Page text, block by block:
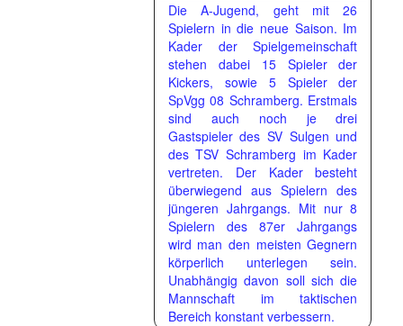
Die A-Jugend, geht mit 26
Spielern in die neue Saison. Im
Kader der Spielgemeinschaft
stehen dabei 15 Spieler der
Kickers, sowie 5 Spieler der
SpVgg 08 Schramberg. Erstmals
sind auch noch je drei
Gastspieler des SV Sulgen und
des TSV Schramberg im Kader
vertreten. Der Kader besteht
überwiegend aus Spielern des
jüngeren Jahrgangs. Mit nur 8
Spielern des 87er Jahrgangs
wird man den meisten Gegnern
körperlich unterlegen sein.
Unabhängig davon soll sich die
Mannschaft im taktischen
Bereich konstant verbessern.